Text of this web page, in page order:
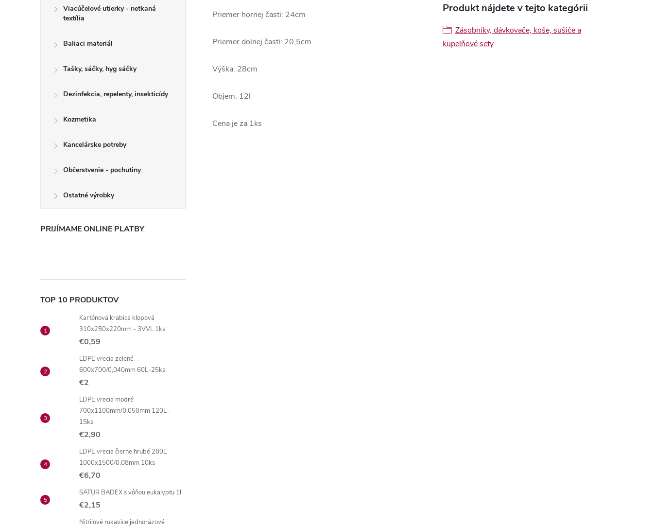
Viacúčelové utierky - netkaná
textília
Baliaci materiál
Tašky, sáčky, hyg sáčky
Dezinfekcia, repelenty, insekticídy
Kozmetika
Kancelárske potreby
Občerstvenie - pochutiny
Ostatné výrobky
PRIJÍMAME ONLINE PLATBY
TOP 10 PRODUKTOV
Kartónová krabica klopová
310x250x220mm - 3VVL 1ks
€0,59
LDPE vrecia zelené
600x700/0,040mm 60L-25ks
€2
LDPE vrecia modré
700x1100mm/0,050mm 120L –
15ks
€2,90
LDPE vrecia čierne hrubé 280L
1000x1500/0,08mm 10ks
€6,70
SATUR BADEX s vôňou eukalyptu 1l
€2,15
Nitrilové rukavice jednorázové
Priemer hornej časti: 24cm
Priemer dolnej časti: 20,5cm
Výška: 28cm
Objem: 12l
Cena je za 1ks
Produkt nájdete v tejto kategórii
Zásobníky, dávkovače, koše, sušiče a
kupeľňové sety